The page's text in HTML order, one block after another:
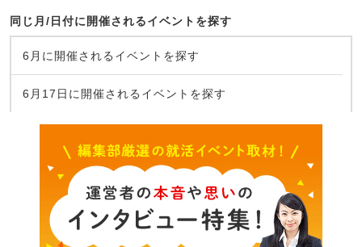
同じ月/日付に開催されるイベントを探す
6月に開催されるイベントを探す
6月17日に開催されるイベントを探す